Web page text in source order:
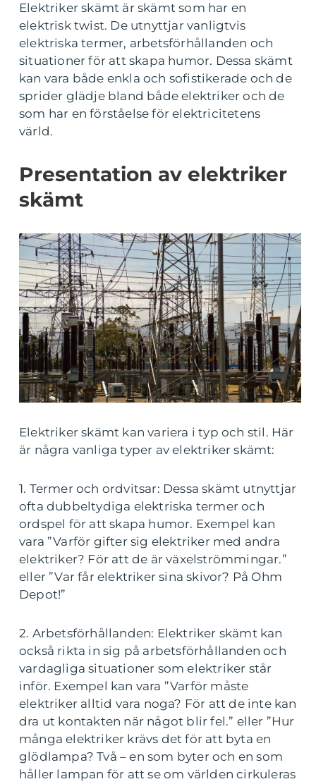
Elektriker skämt är skämt som har en
elektrisk twist. De utnyttjar vanligtvis
elektriska termer, arbetsförhållanden och
situationer för att skapa humor. Dessa skämt
kan vara både enkla och sofistikerade och de
sprider glädje bland både elektriker och de
som har en förståelse för elektricitetens
värld.
Presentation av elektriker
skämt
Elektriker skämt kan variera i typ och stil. Här
är några vanliga typer av elektriker skämt:
1. Termer och ordvitsar: Dessa skämt utnyttjar
ofta dubbeltydiga elektriska termer och
ordspel för att skapa humor. Exempel kan
vara ”Varför gifter sig elektriker med andra
elektriker? För att de är växelströmmingar.”
eller ”Var får elektriker sina skivor? På Ohm
Depot!”
2. Arbetsförhållanden: Elektriker skämt kan
också rikta in sig på arbetsförhållanden och
vardagliga situationer som elektriker står
inför. Exempel kan vara ”Varför måste
elektriker alltid vara noga? För att de inte kan
dra ut kontakten när något blir fel.” eller ”Hur
många elektriker krävs det för att byta en
glödlampa? Två – en som byter och en som
håller lampan för att se om världen cirkuleras